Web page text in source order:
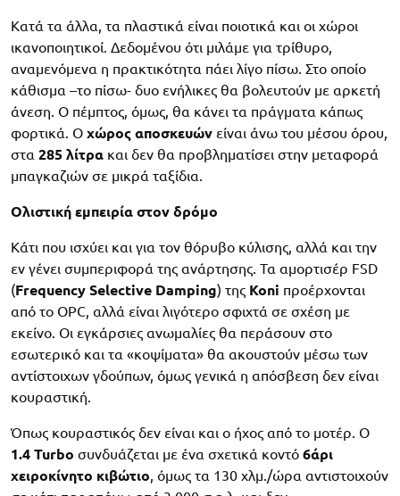
Κατά τα άλλα, τα πλαστικά είναι ποιοτικά και οι χώροι
ικανοποιητικοί. Δεδομένου ότι μιλάμε για τρίθυρο,
αναμενόμενα η πρακτικότητα πάει λίγο πίσω. Στο οποίο
κάθισμα –το πίσω- δυο ενήλικες θα βολευτούν με αρκετή
άνεση. Ο πέμπτος, όμως, θα κάνει τα πράγματα κάπως
φορτικά. Ο χώρος αποσκευών είναι άνω του μέσου όρου,
στα 285 λίτρα και δεν θα προβληματίσει στην μεταφορά
μπαγκαζιών σε μικρά ταξίδια.
Ολιστική εμπειρία στον δρόμο
Κάτι που ισχύει και για τον θόρυβο κύλισης, αλλά και την
εν γένει συμπεριφορά της ανάρτησης. Τα αμορτισέρ FSD
(Frequency Selective Damping) της Koni προέρχονται
από το OPC, αλλά είναι λιγότερο σφιχτά σε σχέση με
εκείνο. Οι εγκάρσιες ανωμαλίες θα περάσουν στο
εσωτερικό και τα «κοψίματα» θα ακουστούν μέσω των
αντίστοιχων γδούπων, όμως γενικά η απόσβεση δεν είναι
κουραστική.
Όπως κουραστικός δεν είναι και ο ήχος από το μοτέρ. Ο
1.4 Turbo συνδυάζεται με ένα σχετικά κοντό 6άρι
χειροκίνητο κιβώτιο, όμως τα 130 χλμ./ώρα αντιστοιχούν